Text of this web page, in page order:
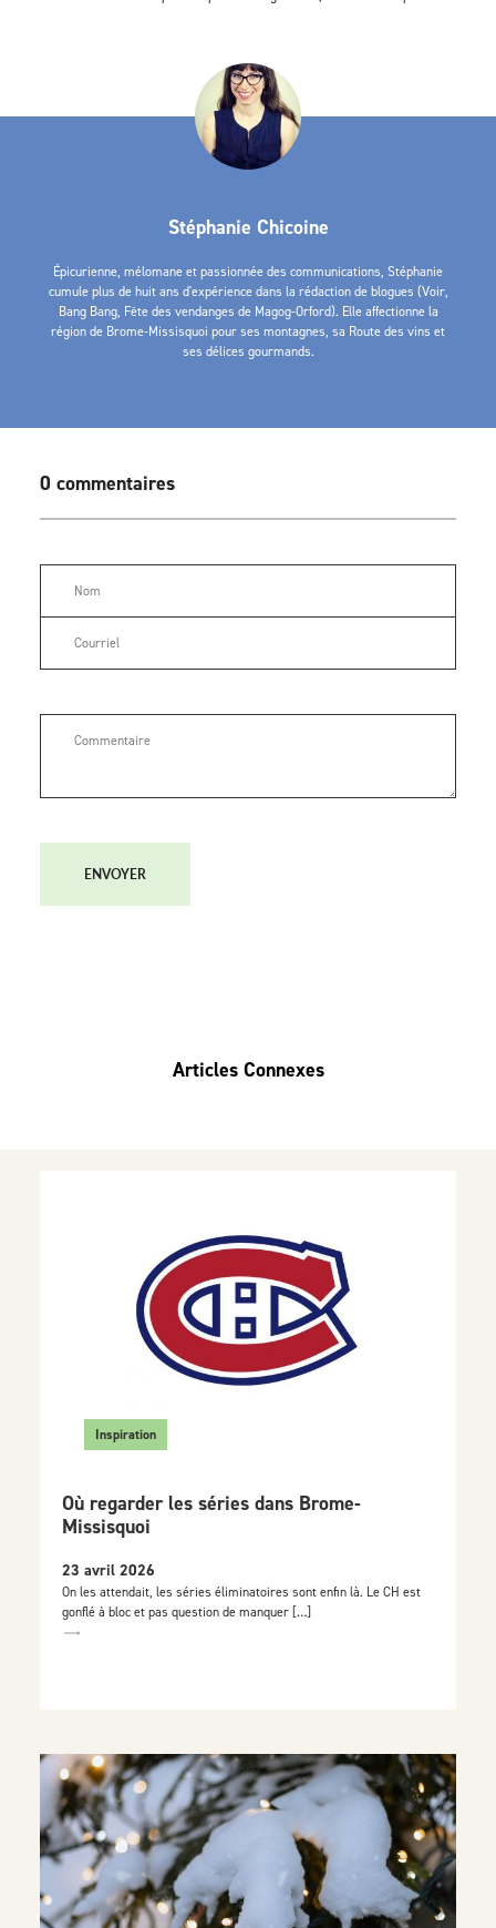
Stéphanie Chicoine
Épicurienne, mélomane et passionnée des communications, Stéphanie
cumule plus de huit ans d'expérience dans la rédaction de blogues (Voir,
Bang Bang, Fête des vendanges de Magog-Orford). Elle affectionne la
région de Brome-Missisquoi pour ses montagnes, sa Route des vins et
ses délices gourmands.
0 commentaires
ENVOYER
Articles Connexes
Inspiration
Où regarder les séries dans Brome-
Missisquoi
23 avril 2026
On les attendait, les séries éliminatoires sont enfin là. Le CH est
gonflé à bloc et pas question de manquer […]